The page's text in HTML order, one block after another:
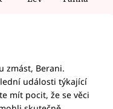
zmást, Berani.
události týkající
mít pocit, že se věci